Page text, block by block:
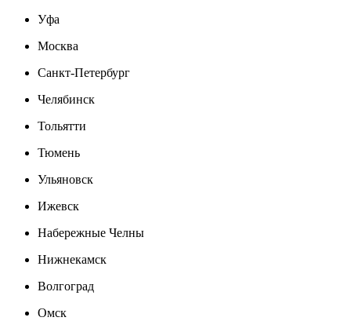
Уфа
Москва
Санкт-Петербург
Челябинск
Тольятти
Тюмень
Ульяновск
Ижевск
Набережные Челны
Нижнекамск
Волгоград
Омск